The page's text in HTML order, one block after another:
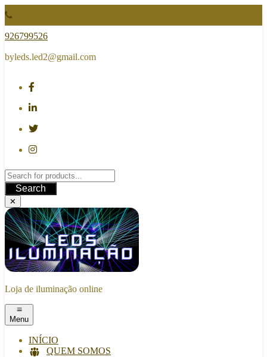
Skip
to
content
926799526
byleds.led2@gmail.com
Search
✕
Loja de iluminação online
Menu
INÍCIO
QUEM SOMOS